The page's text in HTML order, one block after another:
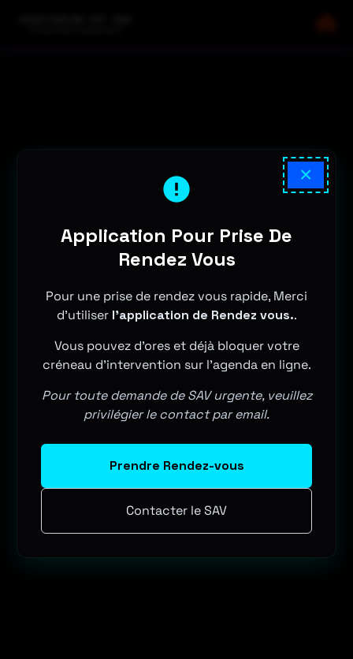
×
Application Pour Prise De
Rendez Vous
Pour une prise de rendez vous rapide, Merci
d'utiliser l'application de Rendez vous..
Vous pouvez d'ores et déjà bloquer votre
créneau d'intervention sur l'agenda en ligne.
Pour toute demande de SAV urgente, veuillez
privilégier le contact par email.
Prendre Rendez-vous
Contacter le SAV